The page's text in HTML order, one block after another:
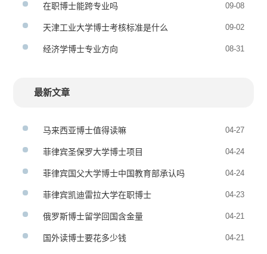
（DBA）在职博士招生简章
在职博士能跨专业吗 09-08
天津工业大学博士考核标准是什么 09-02
经济学博士专业方向 08-31
最新文章
马来西亚博士值得读嘛 04-27
菲律宾圣保罗大学博士项目 04-24
菲律宾国父大学博士中国教育部承认吗 04-24
菲律宾凯迪雷拉大学在职博士 04-23
俄罗斯博士留学回国含金量 04-21
国外读博士要花多少钱 04-21